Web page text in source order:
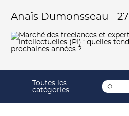
Anaïs Dumonsseau -
Toutes les
catégories